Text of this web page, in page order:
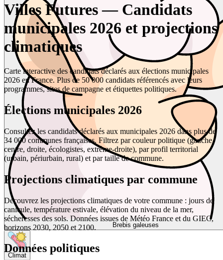
Brebis galeuses
Climat
Villes Futures — Candidats
municipales 2026 et projections
climatiques
Carte interactive des candidats déclarés aux élections municipales
2026 en France. Plus de 50 000 candidats référencés avec leurs
programmes, sites de campagne et étiquettes politiques.
Élections municipales 2026
Consultez les candidats déclarés aux municipales 2026 dans plus de
34 000 communes françaises. Filtrez par couleur politique (gauche,
centre, droite, écologistes, extrême-droite), par profil territorial
(urbain, périurbain, rural) et par taille de commune.
Projections climatiques par commune
Découvrez les projections climatiques de votre commune : jours de
canicule, température estivale, élévation du niveau de la mer,
sécheresses des sols. Données issues de Météo France et du GIEC,
horizons 2030, 2050 et 2100.
Données politiques